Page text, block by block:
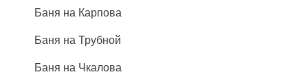
Баня на Карпова
Баня на Трубной
Баня на Чкалова